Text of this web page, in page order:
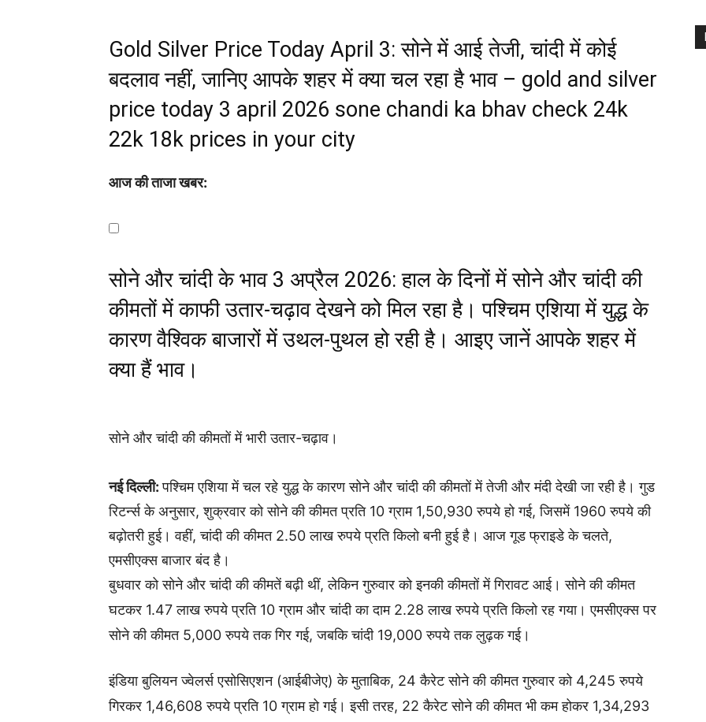
Gold Silver Price Today April 3: सोने में आई तेजी, चांदी में कोई
बदलाव नहीं, जानिए आपके शहर में क्या चल रहा है भाव – gold and silver
price today 3 april 2026 sone chandi ka bhav check 24k
22k 18k prices in your city
आज की ताजा खबर:
सोने और चांदी के भाव 3 अप्रैल 2026: हाल के दिनों में सोने और चांदी की
कीमतों में काफी उतार-चढ़ाव देखने को मिल रहा है। पश्चिम एशिया में युद्ध के
कारण वैश्विक बाजारों में उथल-पुथल हो रही है। आइए जानें आपके शहर में
क्या हैं भाव।
सोने और चांदी की कीमतों में भारी उतार-चढ़ाव।
नई दिल्ली:पश्चिम एशिया में चल रहे युद्ध के कारण सोने और चांदी की कीमतों में तेजी और मंदी देखी जा रही है। गुड
रिटर्न्स के अनुसार, शुक्रवार को सोने की कीमत प्रति 10 ग्राम 1,50,930 रुपये हो गई, जिसमें 1960 रुपये की
बढ़ोतरी हुई। वहीं, चांदी की कीमत 2.50 लाख रुपये प्रति किलो बनी हुई है। आज गूड फ्राइडे के चलते,
एमसीएक्स बाजार बंद है।
बुधवार को सोने और चांदी की कीमतें बढ़ी थीं, लेकिन गुरुवार को इनकी कीमतों में गिरावट आई। सोने की कीमत
घटकर 1.47 लाख रुपये प्रति 10 ग्राम और चांदी का दाम 2.28 लाख रुपये प्रति किलो रह गया। एमसीएक्स पर
सोने की कीमत 5,000 रुपये तक गिर गई, जबकि चांदी 19,000 रुपये तक लुढ़क गई।
इंडिया बुलियन ज्वेलर्स एसोसिएशन (आईबीजेए) के मुताबिक, 24 कैरेट सोने की कीमत गुरुवार को 4,245 रुपये
गिरकर 1,46,608 रुपये प्रति 10 ग्राम हो गई। इसी तरह, 22 कैरेट सोने की कीमत भी कम होकर 1,34,293